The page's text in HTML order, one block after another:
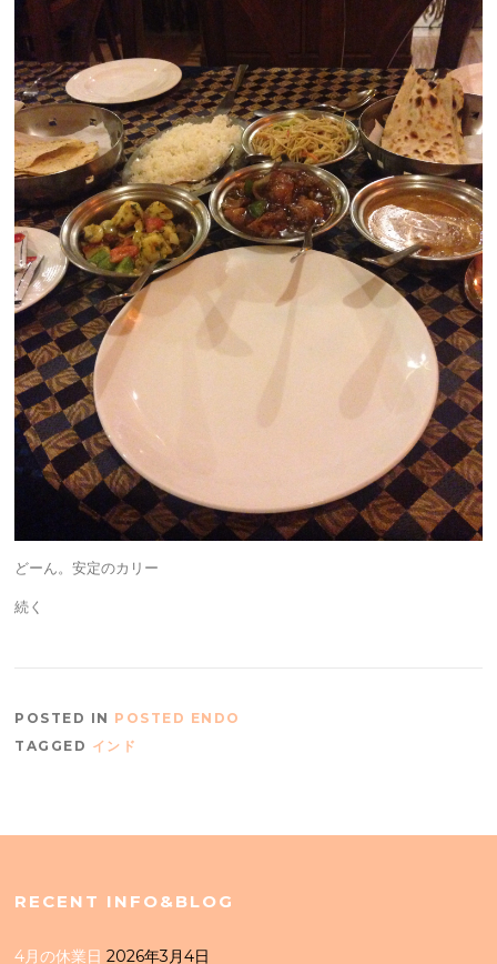
どーん。安定のカリー
続く
POSTED IN POSTED ENDO
TAGGED インド
RECENT INFO&BLOG
4月の休業日 2026年3月4日